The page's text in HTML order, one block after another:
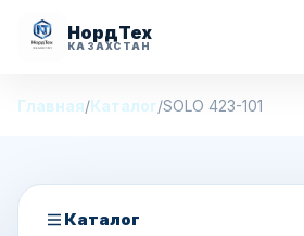
НордТех
КАЗАХСТАН
Главная/Каталог/SOLO 423-101
Каталог